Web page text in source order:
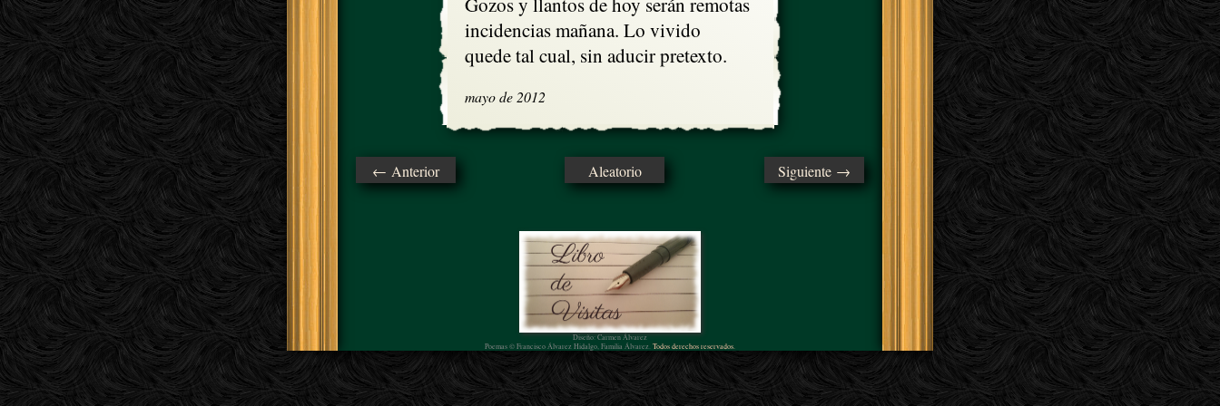
incidencias mañana. Lo vivido
quede tal cual, sin aducir pretexto.
mayo de 2012
← Anterior Aleatorio Siguiente →
Diseño: Carmen Álvarez
Poemas © Francisco Álvarez Hidalgo, Familia Álvarez. Todos derechos reservados.